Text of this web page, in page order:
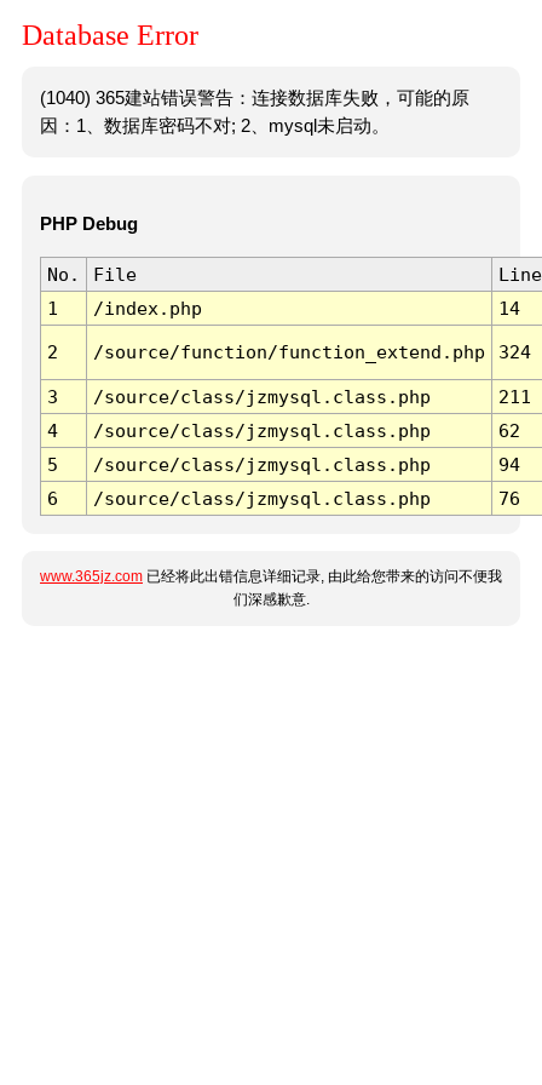
Database Error
(1040) 365建站错误警告：连接数据库失败，可能的原
因：1、数据库密码不对; 2、mysql未启动。
PHP Debug
No. File
Line
1
/index.php 14
2 /source/function/function_extend.php 324
3 /source/class/jzmysql.class.php
211
4
/source/class/jzmysql.class.php
62
5
/source/class/jzmysql.class.php
94
6
/source/class/jzmysql.class.php 76
www.365jz.com 已经将此出错信息详细记录, 由此给您带来的访问不便我
们深感歉意.